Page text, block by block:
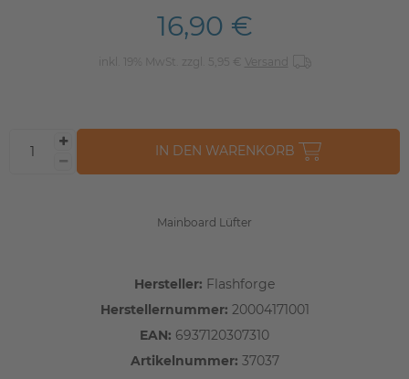
Mainboard Lüfter
Hersteller: Flashforge
Herstellernummer: 20004171001
EAN: 6937120307310
Artikelnummer: 37037
16,90 €
inkl. 19% MwSt. zzgl. 5,95 € Versand
IN DEN WARENKORB